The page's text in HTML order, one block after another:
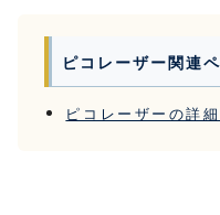
ピコレーザー関連
ピコレーザーの詳